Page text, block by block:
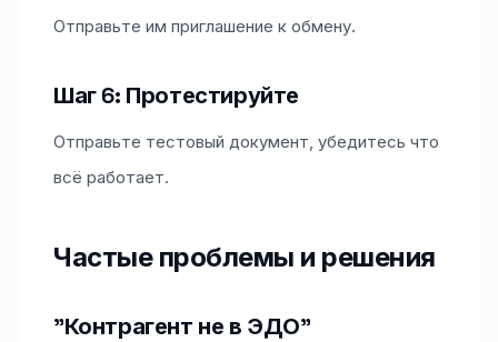
Отправьте им приглашение к обмену.
Шаг 6: Протестируйте
Отправьте тестовый документ, убедитесь что
всё работает.
Частые проблемы и решения
"Контрагент не в ЭДО"